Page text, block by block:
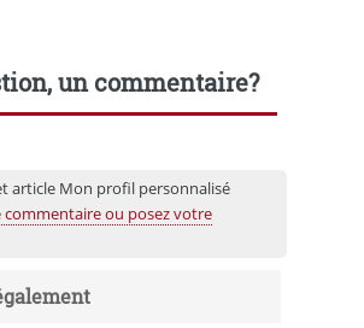
un commentaire?
article Mon profil personnalisé
commentaire ou posez votre